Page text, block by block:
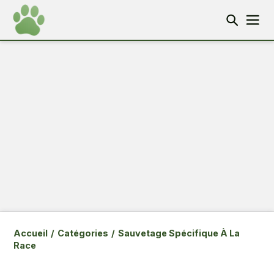
Accueil / Catégories / Sauvetage Spécifique À La
Race